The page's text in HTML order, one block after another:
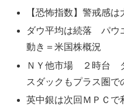
【恐怖指数】警戒感
ダウ平均は続落 パウ
動き＝米国株概況
ＮＹ他市場 ２時台
スダックもプラス圏で
英中銀は次回ＭＰＣで